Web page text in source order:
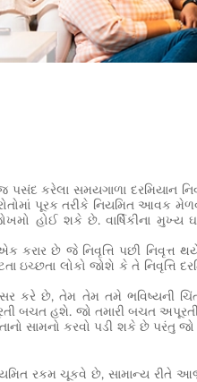
કરેલા સમયગાળા દરમિયાન
પૂરક તરીકે નિયમિત આવક મેળવવા
શકે છે. વાર્ષિકીના મુખ્ય
છે જે નિવૃત્તિ પછી નિવૃત્ત
ઇચ્છતા લોકો જોશે કે તે
છે, તેમ તેમ તમે ભવિષ્યની ચિંતા
બચત હશે. જો તમારી બચત અપૂરતી
સામનો કરવો પડી શકે છે પરંતુ જો
રકમ ચૂકવે છે, સામાન્ય રીતે